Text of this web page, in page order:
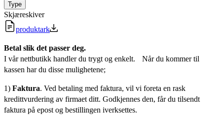
Type
Skjæreskiver
produktark
Betal slik det passer deg.
I vår nettbutikk handler du trygt og enkelt. Når du kommer til
kassen har du disse mulighetene;
1) Faktura. Ved betaling med faktura, vil vi foreta en rask
kredittvurdering av firmaet ditt. Godkjennes den, får du tilsendt
faktura på epost og bestillingen iverksettes.